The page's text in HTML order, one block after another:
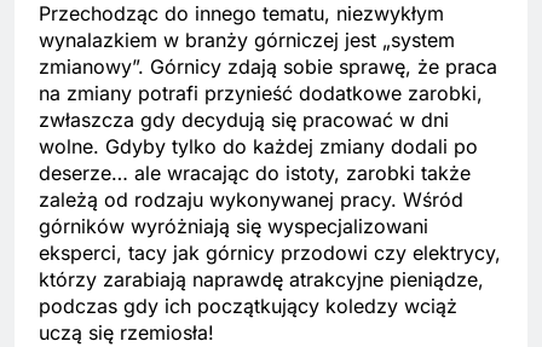
Przechodząc do innego tematu, niezwykłym
wynalazkiem w branży górniczej jest „system
zmianowy”. Górnicy zdają sobie sprawę, że praca
na zmiany potrafi przynieść dodatkowe zarobki,
zwłaszcza gdy decydują się pracować w dni
wolne. Gdyby tylko do każdej zmiany dodali po
deserze… ale wracając do istoty, zarobki także
zależą od rodzaju wykonywanej pracy. Wśród
górników wyróżniają się wyspecjalizowani
eksperci, tacy jak górnicy przodowi czy elektrycy,
którzy zarabiają naprawdę atrakcyjne pieniądze,
podczas gdy ich początkujący koledzy wciąż
uczą się rzemiosła!